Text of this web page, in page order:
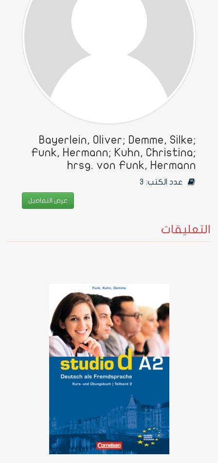
Bayerlein, Oliver; Demme, Silke;
Funk, Hermann; Kuhn, Christina;
hrsg. von Funk, Hermann
عدد الكتب: 3
عرض التفاصيل
التعليقات